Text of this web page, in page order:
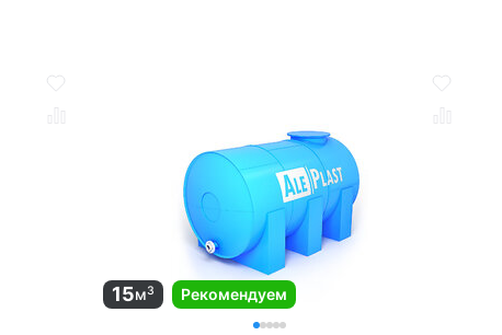
15м3 Рекомендуем